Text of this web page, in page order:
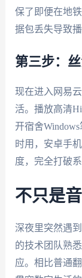
保了即便在地
据包丢失导致播
第三步：
现在进入网易
活。播放高清
开宿舍
时用，安卓手
度，完全打破系
不只是
深夜里突然遇
的技术团队熟
应。相比普通